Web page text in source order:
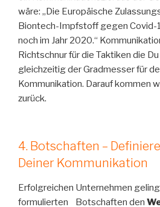
wäre: „Die Europäische
Biontech-Impfstoff gegen Covid-
noch im Jahr 2020.“
Richtschnur für die Taktiken die
gleichzeitig der Gradmesser für
Kommunikation. Darauf kommen
zurück.
4. Botschaften –
Deiner Kommunikation
Erfolgreichen Unternehmen
formulierten Botschaften den